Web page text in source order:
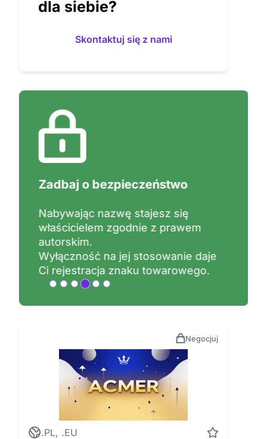
dla siebie?
Skontaktuj się z nami
Zadbaj o bezpieczeństwo
Nabywając nazwę stajesz się
właścicielem zgodnie z prawem
autorskim.
Wyłączność na jej stosowanie daje
Ci rejestracja znaku towarowego.
Negocjuj
.PL, .EU